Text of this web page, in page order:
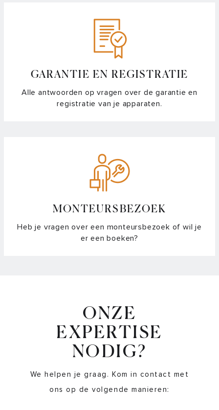
Wanneer vervang ik het filter van mijn afzuigkap?
Welke lichtkleur is mijn ledverlichting?
Welke soorten filters zijn er voor afzuigkappen?
Automatische Bridge functie activeren
Batterij vervangen in de CelsiusºCooking™ bakpan
Hoe schakel ik de Auto Boost in/uit?
Hoe stel ik het geluidsvolume van de touch bediening in?
Hoe werkt de pan verplaatsfunctie?
Hoe werkt Dual inductie?
GARANTIE EN REGISTRATIE
Alle antwoorden op vragen over de garantie en
registratie van je apparaten.
MONTEURSBEZOEK
Heb je vragen over een monteursbezoek of wil je
er een boeken?
ONZE
EXPERTISE
NODIG?
We helpen je graag. Kom in contact met
ons op de volgende manieren: